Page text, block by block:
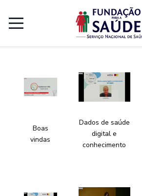
Boas
vindas
Dados de saúde
digital e
conhecimento